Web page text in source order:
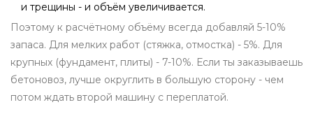
и трещины - и объём увеличивается.
Поэтому к расчётному объёму всегда добавляй 5-10%
запаса. Для мелких работ (стяжка, отмостка) - 5%. Для
крупных (фундамент, плиты) - 7-10%. Если ты заказываешь
бетоновоз, лучше округлить в большую сторону - чем
потом ждать второй машину с переплатой.